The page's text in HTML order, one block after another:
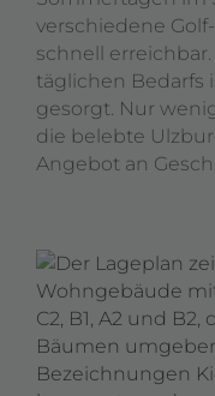
verschiedene
schnell
täglichen Bedarfs
gesorgt. Nur
die belebte
Angebot an